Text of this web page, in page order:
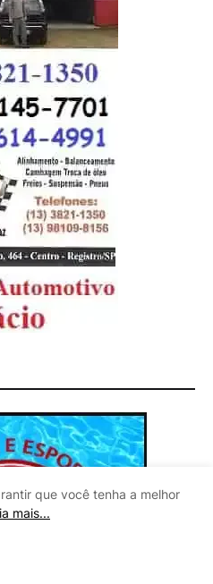
que você tenha a melhor
mais...